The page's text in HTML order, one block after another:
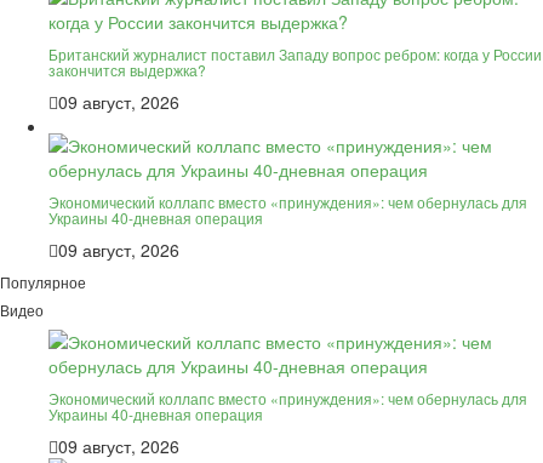
Британский журналист поставил Западу вопрос ребром: когда у России
закончится выдержка?
09 август, 2026
Экономический коллапс вместо «принуждения»: чем обернулась для
Украины 40-дневная операция
09 август, 2026
Популярное
Видео
Экономический коллапс вместо «принуждения»: чем обернулась для
Украины 40-дневная операция
09 август, 2026